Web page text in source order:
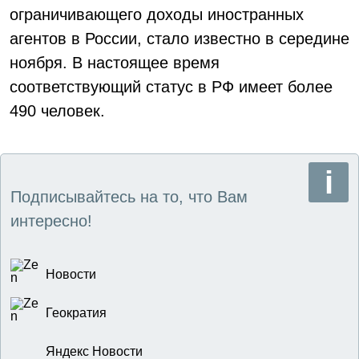
ограничивающего доходы иностранных
агентов в России, стало известно в середине
ноября. В настоящее время
соответствующий статус в РФ имеет более
490 человек.
Подписывайтесь на то, что Вам
интересно!
Новости
Геократия
Яндекс Новости